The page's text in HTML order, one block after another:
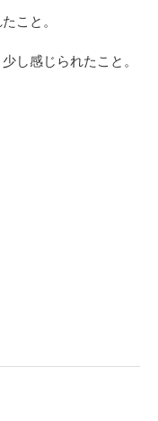
こと。
し感じられたこと。